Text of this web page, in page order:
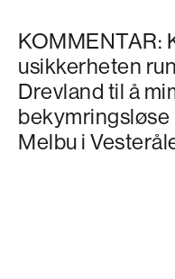
KOMMENTAR:
usikkerheten
Drevland til å
Melbu i